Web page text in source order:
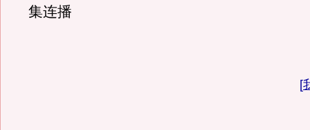
集连播
[